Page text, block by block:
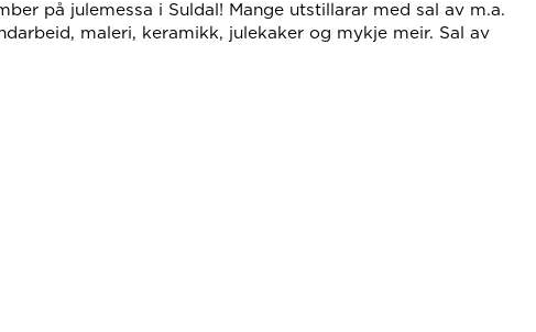
på julemessa i Suldal! Mange utstillarar med sal av m.a.
maleri, keramikk, julekaker og mykje meir. Sal av